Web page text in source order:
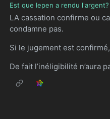
Est que lepen a rendu l'argent?
LA cassation confirme ou
condamne pas.
Si le jugement est
De fait l’inéligibilité n’aura